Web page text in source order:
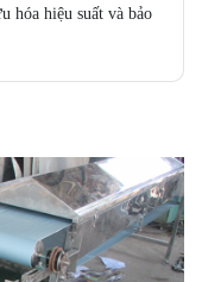
hóa hiệu suất và bảo